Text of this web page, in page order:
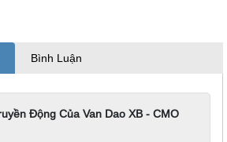
Bình Luận
Động Của Van Dao XB - CMO